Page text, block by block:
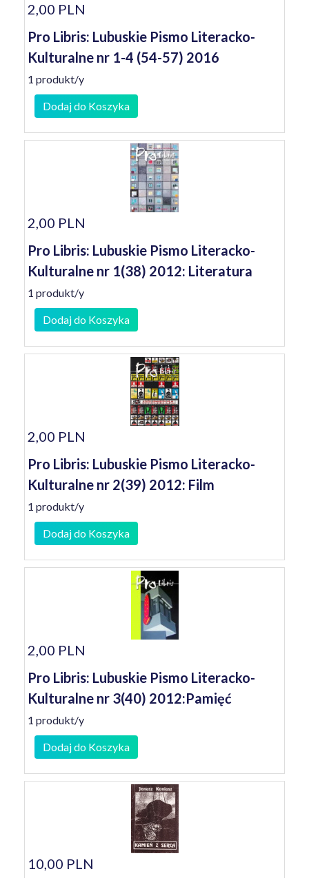
2,00 PLN
Pro Libris: Lubuskie Pismo Literacko-
Kulturalne nr 1-4 (54-57) 2016
1 produkt/y
Dodaj do Koszyka
2,00 PLN
Pro Libris: Lubuskie Pismo Literacko-
Kulturalne nr 1(38) 2012: Literatura
1 produkt/y
Dodaj do Koszyka
2,00 PLN
Pro Libris: Lubuskie Pismo Literacko-
Kulturalne nr 2(39) 2012: Film
1 produkt/y
Dodaj do Koszyka
2,00 PLN
Pro Libris: Lubuskie Pismo Literacko-
Kulturalne nr 3(40) 2012:Pamięć
1 produkt/y
Dodaj do Koszyka
10,00 PLN